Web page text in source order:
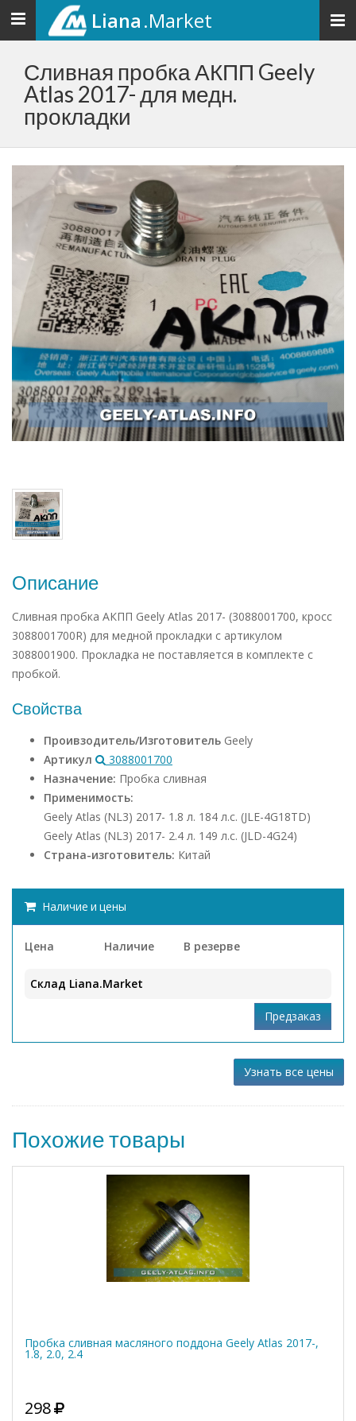
Toggle
navigation
Liana.Market
Сливная пробка АКПП Geely
Atlas 2017- для медн.
прокладки
Описание
Сливная пробка АКПП Geely Atlas 2017- (3088001700, кросс
3088001700R) для медной прокладки с артикулом
3088001900. Прокладка не поставляется в комплекте с
пробкой.
Свойства
Проивзодитель/Изготовитель Geely
Артикул
3088001700
Назначение: Пробка сливная
Применимость:
Geely Atlas (NL3) 2017- 1.8 л. 184 л.с. (JLE-4G18TD)
Geely Atlas (NL3) 2017- 2.4 л. 149 л.с. (JLD-4G24)
Страна-изготовитель: Китай
Наличие и цены
Цена Наличие В резерве
Склад Liana.Market
Узнать все цены
Похожие товары
Пробка сливная масляного поддона Geely Atlas 2017-,
1.8, 2.0, 2.4
298